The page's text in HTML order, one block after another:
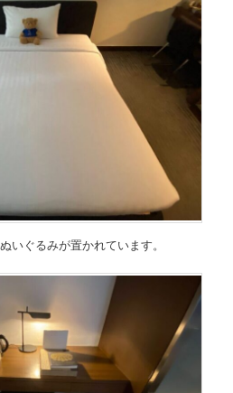
いぐるみが置かれています。